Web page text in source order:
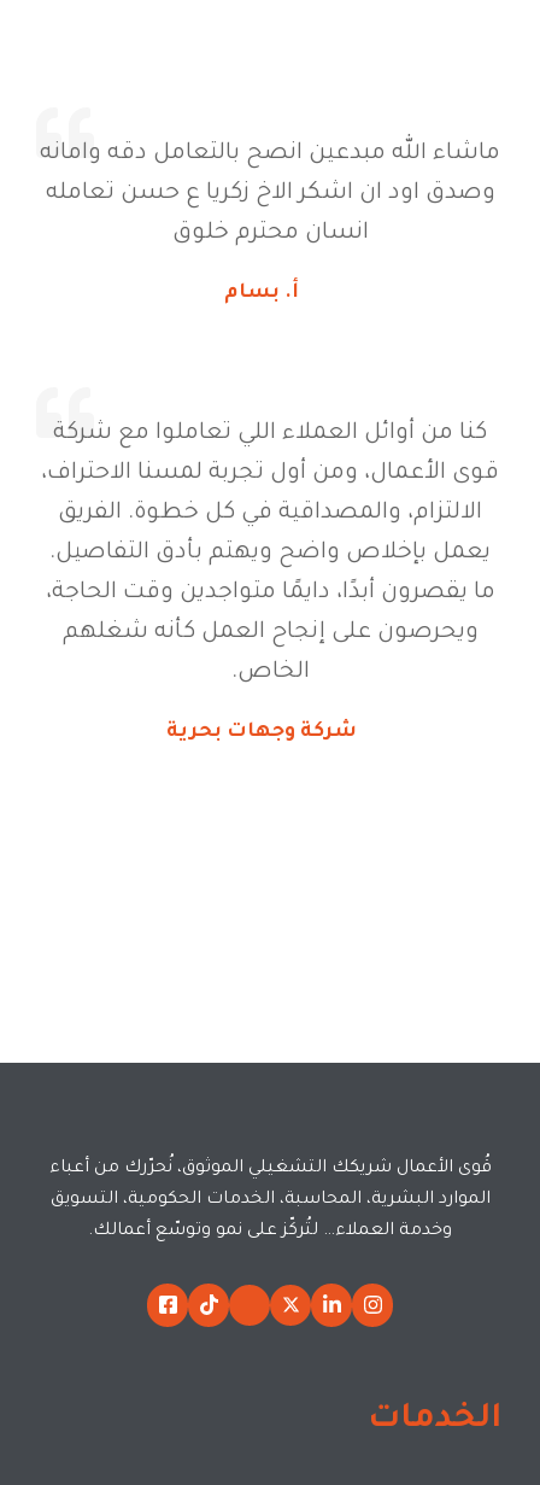
ماشاء الله مبدعين انصح بالتعامل دقه وامانه
وصدق اود ان اشكر الاخ زكريا ع حسن تعامله
انسان محترم خلوق
أ. بسام
كنا من أوائل العملاء اللي تعاملوا مع شركة
قوى الأعمال، ومن أول تجربة لمسنا الاحتراف،
الالتزام، والمصداقية في كل خطوة. الفريق
يعمل بإخلاص واضح ويهتم بأدق التفاصيل.
ما يقصرون أبدًا، دايمًا متواجدين وقت الحاجة،
ويحرصون على إنجاح العمل كأنه شغلهم
الخاص.
شركة وجهات بحرية
قُوى الأعمال شريكك التشغيلي الموثوق، نُحرّرك من أعباء
الموارد البشرية، المحاسبة، الخدمات الحكومية، التسويق
وخدمة العملاء… لتُركّز على نمو وتوسّع أعمالك.
الخدمات